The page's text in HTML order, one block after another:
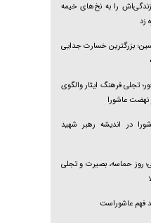
را به نخ‌های خیمه
زد
بزرگترین خسارت جدایی
تجلی فرهنگ ایثار والگوی
نهضت عاشورا
در اندیشه رهبر شهید
روز حماسه، بصیرت و تجلی
فهم عاشوراست